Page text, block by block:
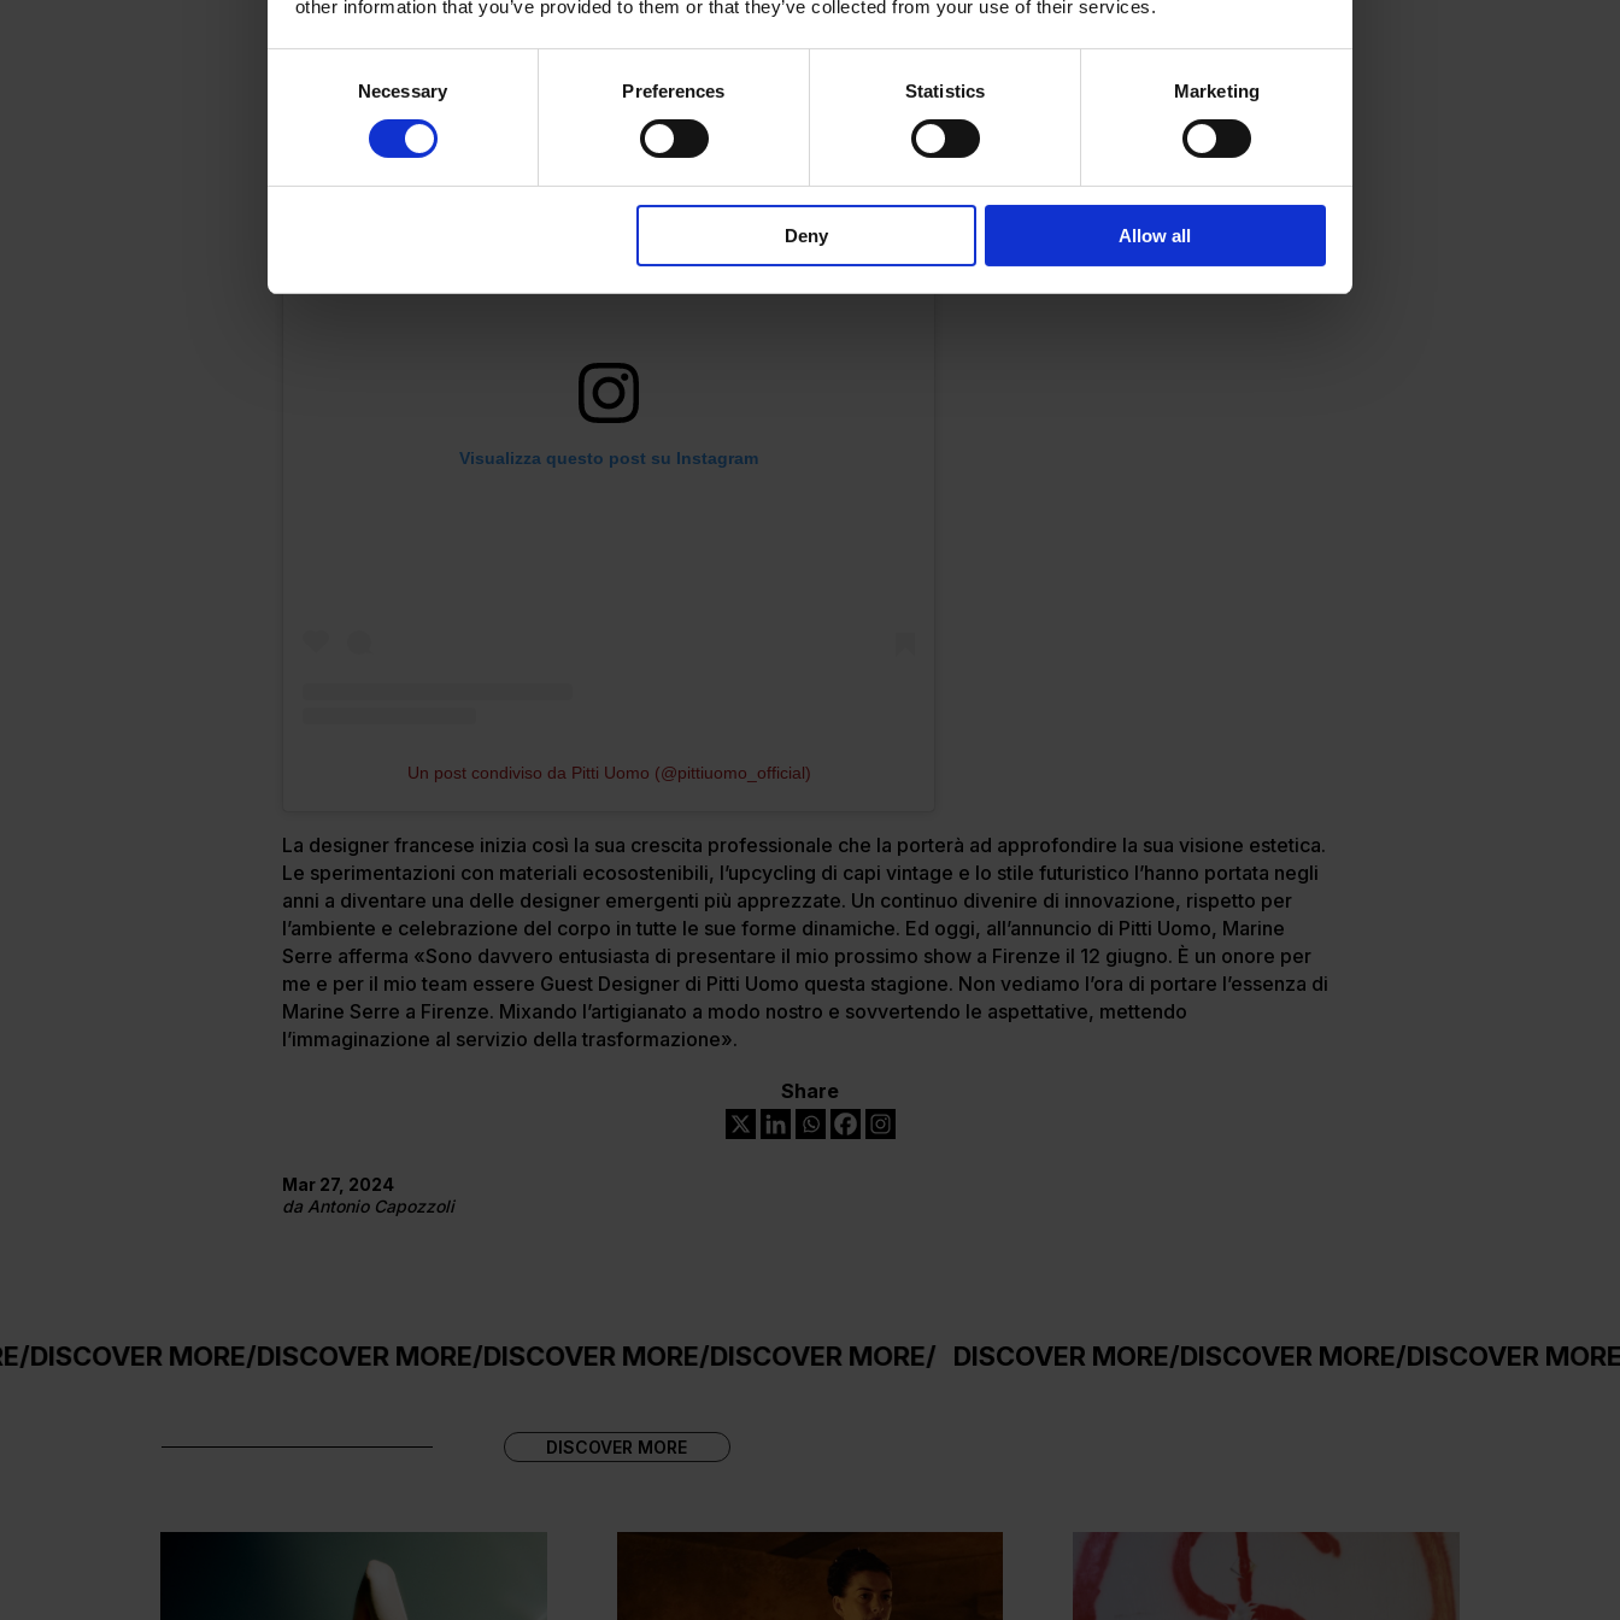
other information that you’ve provided to them or that they’ve collected from your use of their services.
Necessary Preferences Statistics Marketing
Deny Allow all
Visualizza questo post su Instagram
Un post condiviso da Pitti Uomo (@pittiuomo_official)
La designer francese inizia così la sua crescita professionale che la porterà ad approfondire la sua visione estetica.
Le sperimentazioni con materiali ecosostenibili, l’upcycling di capi vintage e lo stile futuristico l’hanno portata negli
anni a diventare una delle designer emergenti più apprezzate. Un continuo divenire di innovazione, rispetto per
l’ambiente e celebrazione del corpo in tutte le sue forme dinamiche. Ed oggi, all’annuncio di Pitti Uomo, Marine
Serre afferma «Sono davvero entusiasta di presentare il mio prossimo show a Firenze il 12 giugno. È un onore per
me e per il mio team essere Guest Designer di Pitti Uomo questa stagione. Non vediamo l’ora di portare l’essenza di
Marine Serre a Firenze. Mixando l’artigianato a modo nostro e sovvertendo le aspettative, mettendo
l’immaginazione al servizio della trasformazione».
Share
Mar 27, 2024
da Antonio Capozzoli
MORE/DISCOVER MORE/DISCOVER MORE/DISCOVER MORE/ DISCOVER MORE/DISCOVER MORE/DISCOVER MORE/DISCOVER
DISCOVER MORE